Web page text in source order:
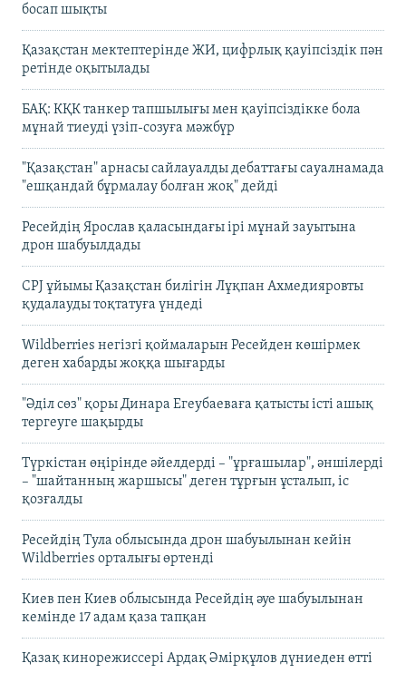
босап шықты
Қазақстан мектептерінде ЖИ, цифрлық қауіпсіздік пән
ретінде оқытылады
БАҚ: КҚК танкер тапшылығы мен қауіпсіздікке бола
мұнай тиеуді үзіп-созуға мәжбүр
"Қазақстан" арнасы сайлауалды дебаттағы сауалнамада
"ешқандай бұрмалау болған жоқ" дейді
Ресейдің Ярослав қаласындағы ірі мұнай зауытына
дрон шабуылдады
CPJ ұйымы Қазақстан билігін Лұқпан Ахмедияровты
қудалауды тоқтатуға үндеді
Wildberries негізгі қоймаларын Ресейден көшірмек
деген хабарды жоққа шығарды
"Әділ сөз" қоры Динара Егеубаеваға қатысты істі ашық
тергеуге шақырды
Түркістан өңірінде әйелдерді – "ұрғашылар", әншілерді
– "шайтанның жаршысы" деген тұрғын ұсталып, іс
қозғалды
Ресейдің Тула облысында дрон шабуылынан кейін
Wildberries орталығы өртенді
Киев пен Киев облысында Ресейдің әуе шабуылынан
кемінде 17 адам қаза тапқан
Қазақ кинорежиссері Ардақ Әмірқұлов дүниеден өтті